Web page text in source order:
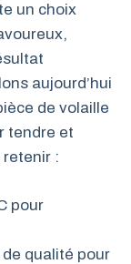
un choix
aujourd’hui
de volaille
tendre et
:
pour
qualité pour